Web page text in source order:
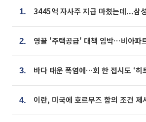
1.
2.
3. 바다 태운 폭염에…회 한 접시도 ‘히
4.